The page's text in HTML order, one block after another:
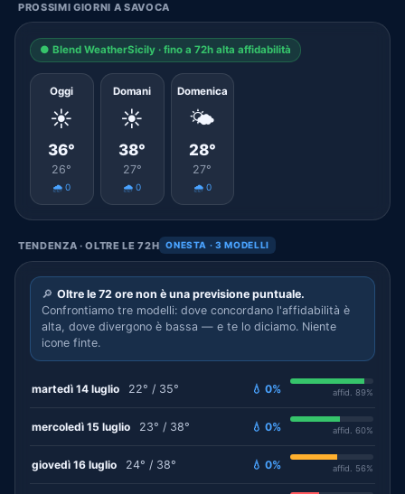
PROSSIMI GIORNI A SAVOCA
● Blend WeatherSicily · fino a 72h alta affidabilità
Oggi
☀️
36°
26°
🌧️ 0
Domani
☀️
38°
27°
🌧️ 0
Domenica
🌤️
28°
27°
🌧️ 0
TENDENZA · OLTRE LE 72H ONESTA · 3 MODELLI
🔎 Oltre le 72 ore non è una previsione puntuale.
Confrontiamo tre modelli: dove concordano l'affidabilità è
alta, dove divergono è bassa — e te lo diciamo. Niente
icone finte.
martedì 14 luglio 22° / 35° 💧 0% affid. 89%
mercoledì 15 luglio 23° / 38° 💧 0% affid. 60%
giovedì 16 luglio 24° / 38° 💧 0% affid. 56%